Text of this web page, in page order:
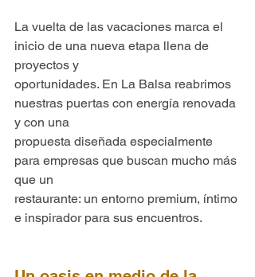
La vuelta de las vacaciones marca el
inicio de una nueva etapa llena de
proyectos y
oportunidades. En La Balsa reabrimos
nuestras puertas con energía renovada
y con una
propuesta diseñada especialmente
para empresas que buscan mucho más
que un
restaurante: un entorno premium, íntimo
e inspirador para sus encuentros.